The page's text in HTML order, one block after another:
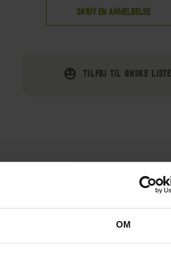
OM
SKRIV EN ANMELDELSE
TILFØJ TIL ØNSKE LISTE